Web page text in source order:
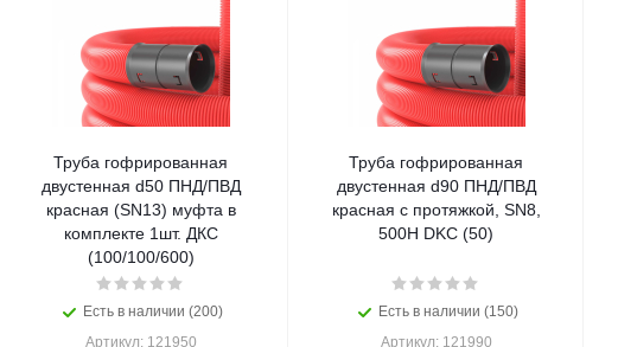
Труба гофрированная
двустенная d50 ПНД/ПВД
красная (SN13) муфта в
комплекте 1шт. ДКС
(100/100/600)
Есть в наличии (200)
Артикул: 121950
Труба гофрированная
двустенная d90 ПНД/ПВД
красная с протяжкой, SN8,
500Н DKC (50)
Есть в наличии (150)
Артикул: 121990